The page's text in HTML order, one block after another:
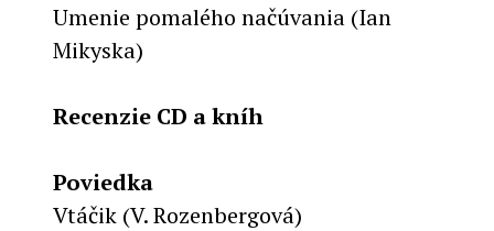
Umenie pomalého načúvania (Ian
Mikyska)
Recenzie CD a kníh
Poviedka
Vtáčik (V. Rozenbergová)